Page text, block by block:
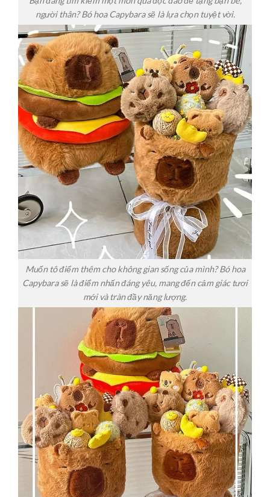
người thân? Bó hoa Capybara sẽ là lựa chọn tuyệt vời.
Muốn tô điểm thêm cho không gian sống của mình? Bó hoa
Capybara sẽ là điểm nhấn đáng yêu, mang đến cảm giác tươi
mới và tràn đầy năng lượng.